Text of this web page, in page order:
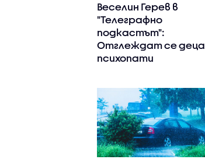
Веселин Герев в
"Телеграфно
подкастът":
Отглеждат се деца
психопати